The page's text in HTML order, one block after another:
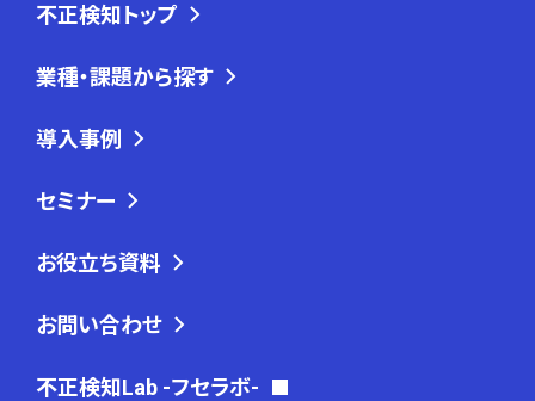
不正検知トップ
業種・課題から探す
導入事例
セミナー
お役立ち資料
お問い合わせ
不正検知Lab -フセラボ-